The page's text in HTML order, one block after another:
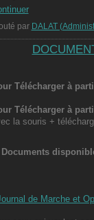
par DALAT
Télécharger à
Télécharger à
la souris +
Documents
de Marche et